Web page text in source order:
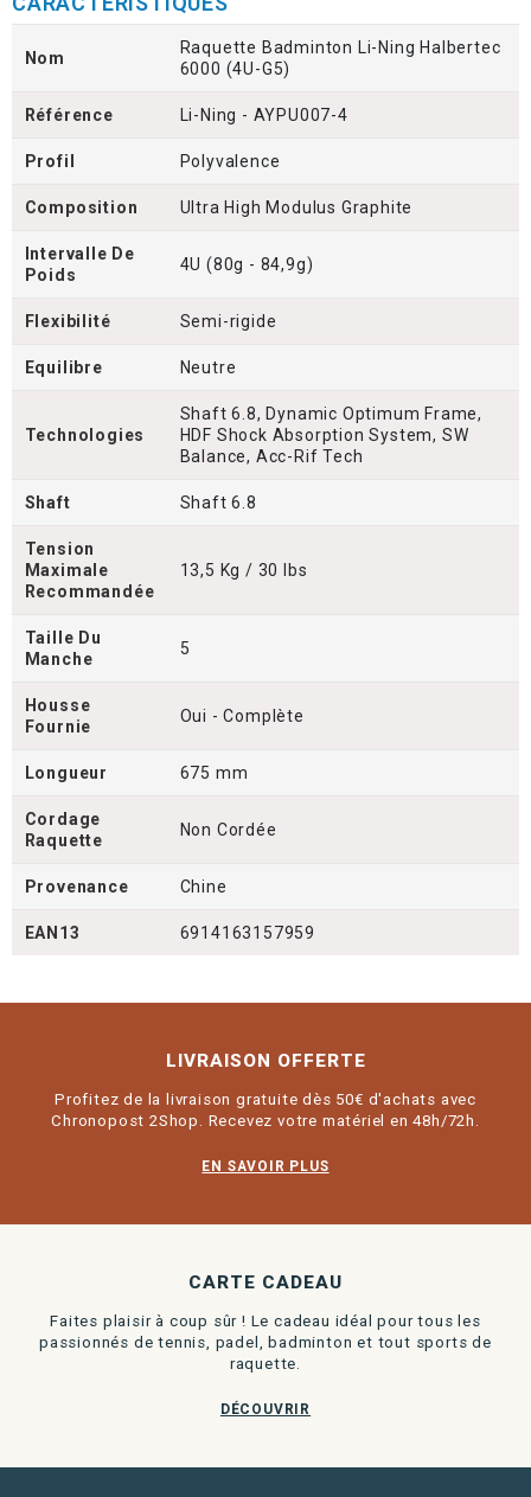
Nom
Raquette Badminton Li-Ning Halbertec
6000 (4U-G5)
Référence Li-Ning - AYPU007-4
Profil Polyvalence
Composition Ultra High Modulus Graphite
Intervalle De
Poids
4U (80g - 84,9g)
Flexibilité Semi-rigide
Equilibre Neutre
Technologies
Shaft 6.8, Dynamic Optimum Frame,
HDF Shock Absorption System, SW
Balance, Acc-Rif Tech
Shaft Shaft 6.8
Tension
Maximale
Recommandée
13,5 Kg / 30 lbs
Taille Du
Manche
5
Housse
Fournie
Oui - Complète
Longueur 675 mm
Cordage
Raquette
Non Cordée
Provenance Chine
EAN13 6914163157959
LIVRAISON OFFERTE
Profitez de la livraison gratuite dès 50€ d'achats avec
Chronopost 2Shop. Recevez votre matériel en 48h/72h.
EN SAVOIR PLUS
CARTE CADEAU
Faites plaisir à coup sûr ! Le cadeau idéal pour tous les
passionnés de tennis, padel, badminton et tout sports de
raquette.
DÉCOUVRIR